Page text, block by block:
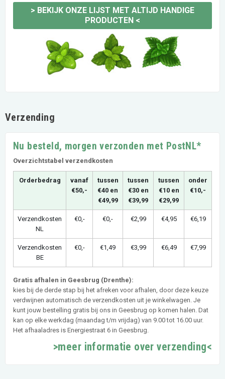
> BEKIJK ONZE LIJST MET ALTIJD HANDIGE
PRODUCTEN <
Verzending
Nu besteld, morgen verzonden met PostNL*
Overzichtstabel verzendkosten
Orderbedrag
vanaf
€50,-
tussen
€40 en
€49,99
tussen
€30 en
€39,99
tussen
€10 en
€29,99
onder
€10,-
Verzendkosten
NL
€0,- €0,- €2,99 €4,95 €6,19
Verzendkosten
BE
€0,- €1,49 €3,99 €6,49 €7,99
Gratis afhalen in Geesbrug (Drenthe):
kies bij de derde stap bij het afreken voor afhalen, door deze keuze
verdwijnen automatisch de verzendkosten uit je winkelwagen. Je
kunt jouw bestelling gratis bij ons in Geesbrug op komen halen. Dat
kan op elke werkdag (maandag t/m vrijdag) van 9.00 tot 16.00 uur.
Het afhaaladres is Energiestraat 6 in Geesbrug.
>meer informatie over verzending<